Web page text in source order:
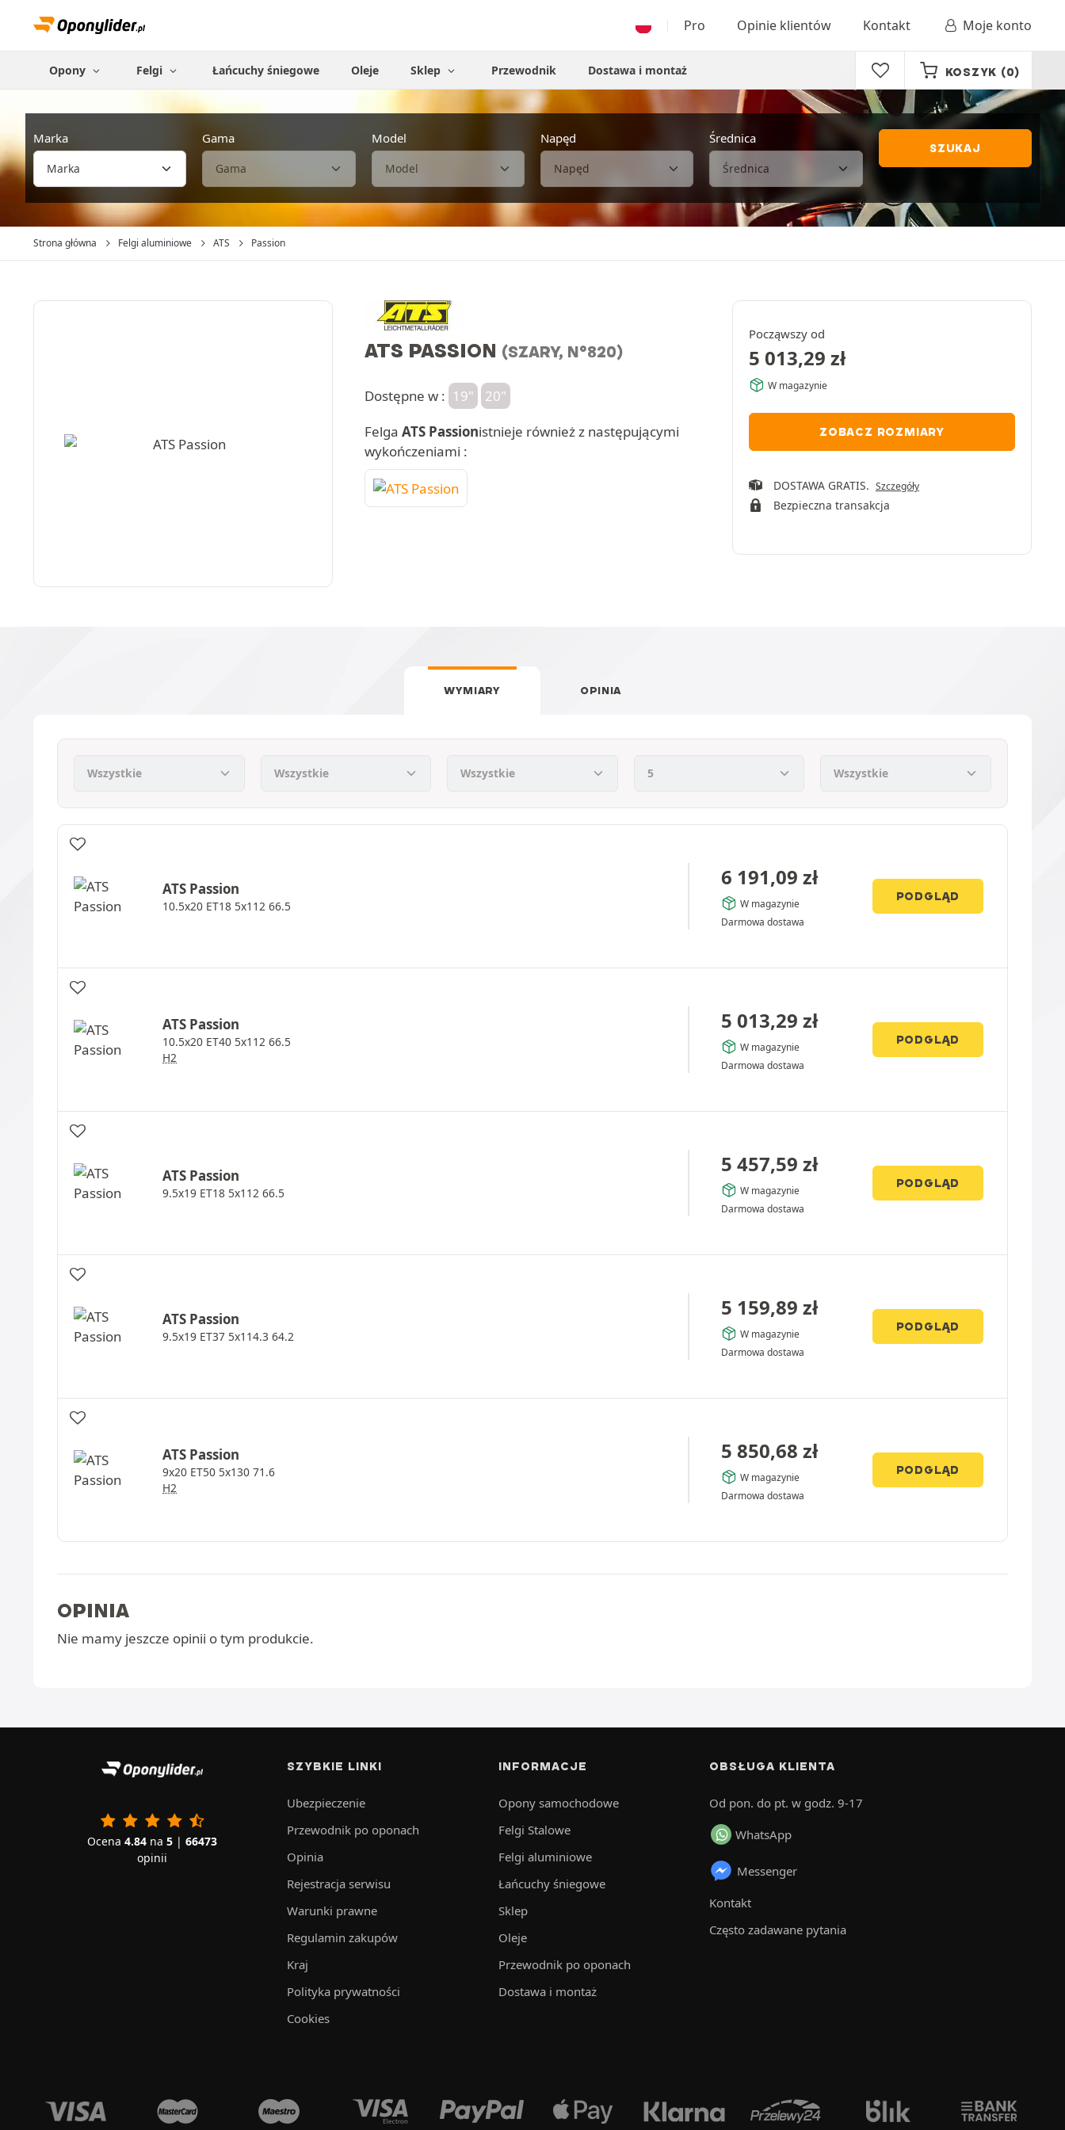
Pro Opinie klientów Kontakt Moje konto
Opony Felgi Łańcuchy śniegowe Oleje Sklep Przewodnik Dostawa i montaż KOSZYK (0)
Marka Gama Model Napęd Średnica
SZUKAJ
Strona główna Felgi aluminiowe ATS Passion
ATS PASSION (SZARY, N°820)
Dostępne w : 19"
20"
Felga ATS Passionistnieje również z następującymi
wykończeniami :
Począwszy od
5 013,29 zł
W magazynie
ZOBACZ ROZMIARY
DOSTAWA GRATIS. Szczegóły
Bezpieczna transakcja
WYMIARY OPINIA
ATS Passion
10.5x20 ET18 5x112 66.5
6 191,09 zł
W magazynie
Darmowa dostawa
PODGLĄD
ATS Passion
10.5x20 ET40 5x112 66.5
H2
5 013,29 zł
W magazynie
Darmowa dostawa
PODGLĄD
ATS Passion
9.5x19 ET18 5x112 66.5
5 457,59 zł
W magazynie
Darmowa dostawa
PODGLĄD
ATS Passion
9.5x19 ET37 5x114.3 64.2
5 159,89 zł
W magazynie
Darmowa dostawa
PODGLĄD
ATS Passion
9x20 ET50 5x130 71.6
H2
5 850,68 zł
W magazynie
Darmowa dostawa
PODGLĄD
OPINIA
Nie mamy jeszcze opinii o tym produkcie.
Ocena 4.84 na 5 | 66473
opinii
SZYBKIE LINKI
Ubezpieczenie
Przewodnik po oponach
Opinia
Rejestracja serwisu
Warunki prawne
Regulamin zakupów
Kraj
Polityka prywatności
Cookies
INFORMACJE
Opony samochodowe
Felgi Stalowe
Felgi aluminiowe
Łańcuchy śniegowe
Sklep
Oleje
Przewodnik po oponach
Dostawa i montaż
OBSŁUGA KLIENTA
Od pon. do pt. w godz. 9-17
WhatsApp
Messenger
Kontakt
Często zadawane pytania